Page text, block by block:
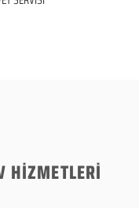
HİZMETLERİ